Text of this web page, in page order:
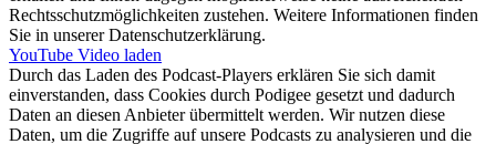
Rechtsschutzmöglichkeiten zustehen. Weitere Informationen finden
Sie in unserer Datenschutzerklärung.
YouTube Video laden
Durch das Laden des Podcast-Players erklären Sie sich damit
einverstanden, dass Cookies durch Podigee gesetzt und dadurch
Daten an diesen Anbieter übermittelt werden. Wir nutzen diese
Daten, um die Zugriffe auf unsere Podcasts zu analysieren und die